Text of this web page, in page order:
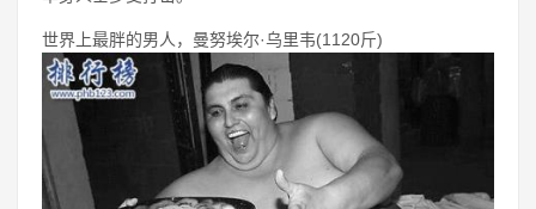
世界上最胖的男人，曼努埃尔·乌里韦(1120斤)